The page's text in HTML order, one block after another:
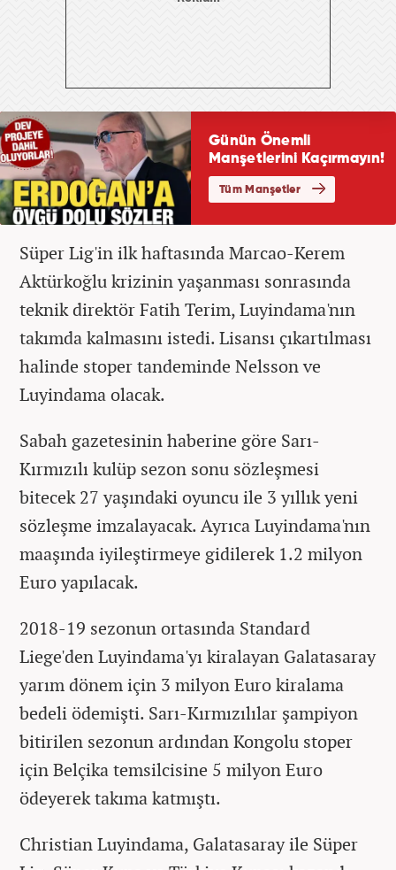
Süper Lig'in ilk haftasında Marcao-Kerem
Aktürkoğlu krizinin yaşanması sonrasında
teknik direktör Fatih Terim, Luyindama'nın
takımda kalmasını istedi. Lisansı çıkartılması
halinde stoper tandeminde Nelsson ve
Luyindama olacak.
Sabah gazetesinin haberine göre Sarı-
Kırmızılı kulüp sezon sonu sözleşmesi
bitecek 27 yaşındaki oyuncu ile 3 yıllık yeni
sözleşme imzalayacak. Ayrıca Luyindama'nın
maaşında iyileştirmeye gidilerek 1.2 milyon
Euro yapılacak.
2018-19 sezonun ortasında Standard
Liege'den Luyindama'yı kiralayan Galatasaray
yarım dönem için 3 milyon Euro kiralama
bedeli ödemişti. Sarı-Kırmızılılar şampiyon
bitirilen sezonun ardından Kongolu stoper
için Belçika temsilcisine 5 milyon Euro
ödeyerek takıma katmıştı.
Christian Luyindama, Galatasaray ile Süper